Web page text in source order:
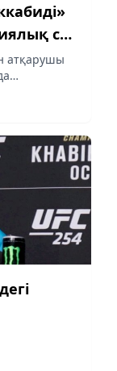
сөз
атқарушы
жүгінді,